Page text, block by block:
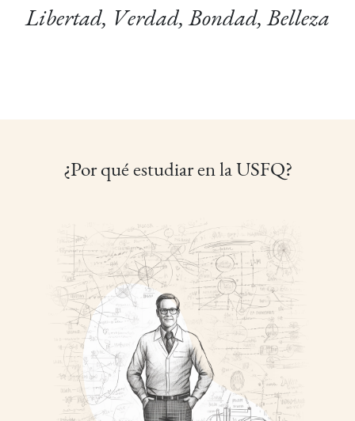
Libertad, Verdad, Bondad, Belleza
¿Por qué estudiar en la USFQ?